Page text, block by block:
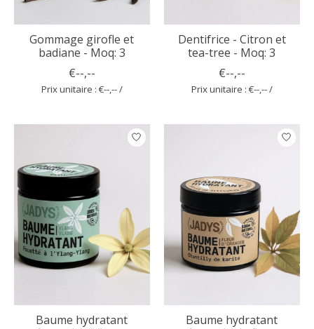
Gommage girofle et
badiane - Moq: 3
€--,--
Prix unitaire : €--,-- /
Dentifrice - Citron et
tea-tree - Moq: 3
€--,--
Prix unitaire : €--,-- /
Baume hydratant
Baume hydratant